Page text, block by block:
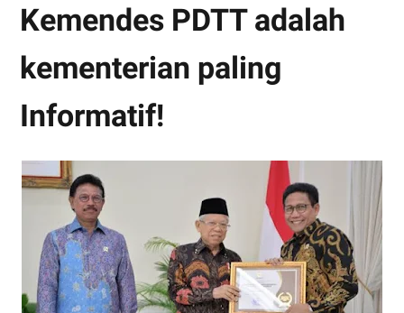
Kemendes PDTT adalah
kementerian paling
Informatif!